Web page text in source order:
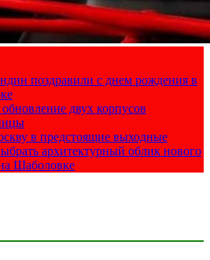
поздравили с днем рождения в
двух корпусов
в предстоящие выходные
архитектурный облик нового
Шаболовке